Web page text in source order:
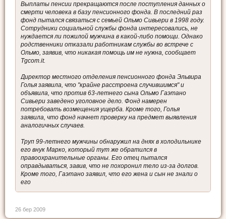
Выплаты пенсии прекращаются после поступления данных о
смерти человека в базу пенсионного фонда. В последний раз
фонд пытался связаться с семьей Ольмо Сивьери в 1998 году.
Сотрудники социальной службы фонда интересовались, не
нуждается ли пожилой мужчина в какой-либо помощи. Однако
родственники отказали работникам службы во встрече с
Ольмо, заявив, что никакая помощь им не нужна, сообщает
Tgcom.it.
Директор местного отделения пенсионного фонда Эльвира
Голья заявила, что "крайне расстроена случившимся" и
объявила, что против 63-летнего сына Ольмо Гаэтано
Сивьери заведено уголовное дело. Фонд намерен
потребовать возмещения ущерба. Кроме того, Голья
заявила, что фонд начнет проверку на предмет выявления
аналогичных случаев.
Труп 99-летнего мужчины обнаружил на днях в холодильнике
его внук Марко, который тут же обратился в
правоохранительные органы. Его отец пытался
оправдываться, завив, что не похоронил тело из-за долгов.
Кроме того, Гаэтано заявил, что его жена и сын не знали о
его
26 бер 2009